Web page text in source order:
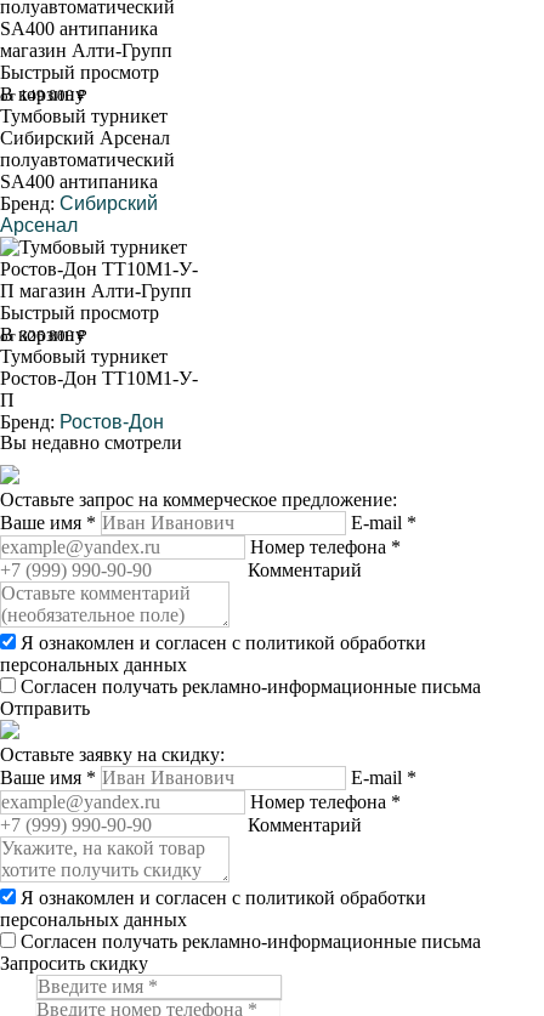
Быстрый просмотр
В корзину
от 149 000 ₽
Тумбовый турникет
Сибирский Арсенал
полуавтоматический
SA400 антипаника
Бренд: Сибирский
Арсенал
Быстрый просмотр
В корзину
от 326 800 ₽
Тумбовый турникет
Ростов-Дон ТТ10М1-У-
П
Бренд: Ростов-Дон
Вы недавно смотрели
Оставьте запрос на коммерческое предложение:
Ваше имя * E-mail *
Номер телефона *
Комментарий
Я ознакомлен и согласен с политикой обработки
персональных данных
Согласен получать рекламно-информационные письма
Отправить
Оставьте заявку на скидку:
Ваше имя * E-mail *
Номер телефона *
Комментарий
Я ознакомлен и согласен с политикой обработки
персональных данных
Согласен получать рекламно-информационные письма
Запросить скидку